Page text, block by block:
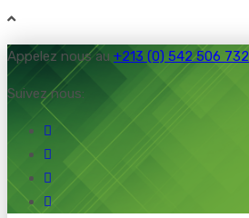
Appelez nous au +213 (0) 542 506 732
Suivez nous: